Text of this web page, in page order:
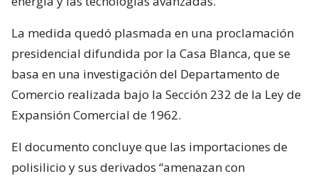
La medida quedó plasmada en una proclamación
presidencial difundida por la Casa Blanca, que se
basa en una investigación del Departamento de
Comercio realizada bajo la Sección 232 de la Ley de
Expansión Comercial de 1962.
El documento concluye que las importaciones de
polisilicio y sus derivados “amenazan con